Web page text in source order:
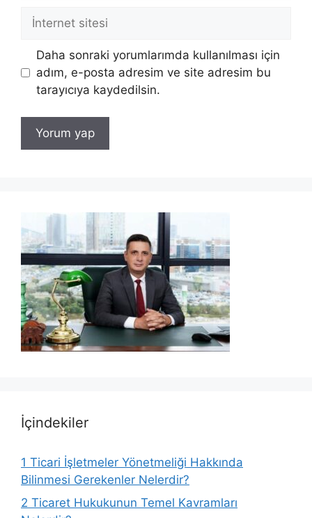
İnternet
Daha sonraki yorumlarımda kullanılması için
adım, e-posta adresim ve site adresim bu
tarayıcıya kaydedilsin.
İçindekiler
1 Ticari İşletmeler Yönetmeliği Hakkında
Bilinmesi Gerekenler Nelerdir?
2 Ticaret Hukukunun Temel Kavramları